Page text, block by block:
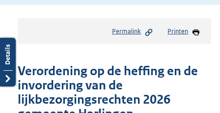
Permalink Printen
Verordening op de heffing en de
invordering van de
lijkbezorgingsrechten 2026